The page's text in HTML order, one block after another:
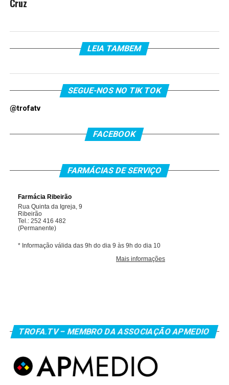
Cruz
LEIA TAMBEM
SEGUE-NOS NO TIK TOK
@trofatv
FACEBOOK
FARMÁCIAS DE SERVIÇO
TROFA.TV – MEMBRO DA ASSOCIAÇÃO APMEDIO